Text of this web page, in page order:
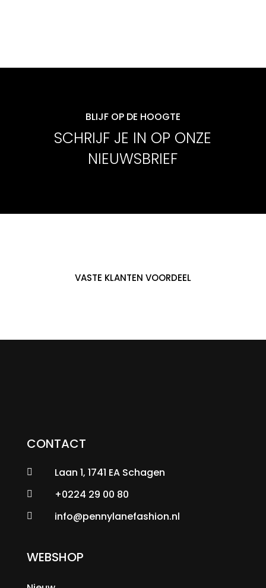
BLIJF OP DE HOOGTE
SCHRIJF JE IN OP ONZE
NIEUWSBRIEF
VASTE KLANTEN VOORDEEL
CONTACT
 Laan 1, 1741 EA Schagen
 +0224 29 00 80
 info@pennylanefashion.nl
WEBSHOP